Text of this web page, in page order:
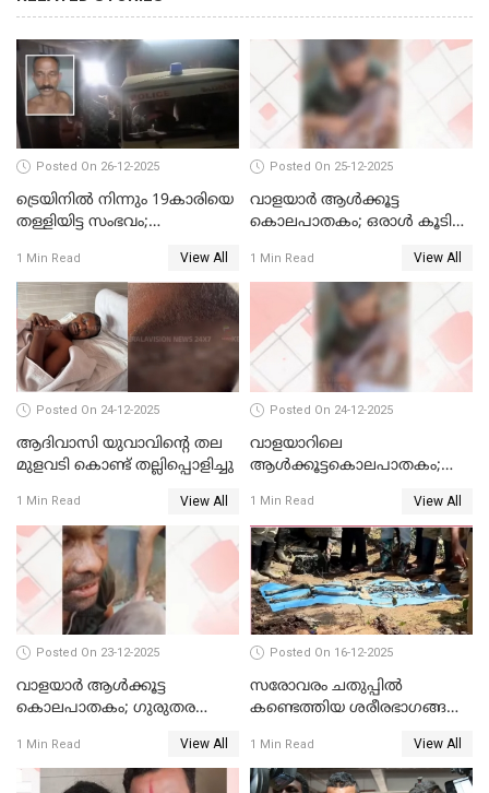
Posted On 26-12-2025
ട്രെയിനില്‍ നിന്നും 19കാരിയെ
തള്ളിയിട്ട സംഭവം;
ആശുപത്രിയിലേക്ക് മാറ്റി
1 Min Read View All
Posted On 25-12-2025
വാളയാര്‍ ആള്‍ക്കൂട്ട
കൊലപാതകം; ഒരാള്‍ കൂടി
1 Min Read View All
Posted On 24-12-2025
ആദിവാസി യുവാവിന്റെ തല
മുളവടി കൊണ്ട് തല്ലിപ്പൊളിച്ചു
1 Min Read View All
Posted On 24-12-2025
വാളയാറിലെ
ആൾക്കൂട്ടകൊലപാതകം;
വാങ്ങും
1 Min Read View All
Posted On 23-12-2025
വാളയാർ ആൾക്കൂട്ട
കൊലപാതകം; ഗുരുതര
1 Min Read View All
Posted On 16-12-2025
സരോവരം ചതുപ്പിൽ
കണ്ടെത്തിയ ശരീരഭാഗങ്ങൾ
ഡി.എൻ.എ പരിശോധനയിൽ
സ്ഥിരീകരണം
1 Min Read View All